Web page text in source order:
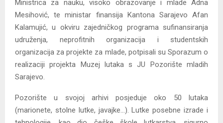
Ministrica za nauku, visoko obrazovanje i mlade Adna
Mesihović, te ministar finansija Kantona Sarajevo Afan
Kalamujić, u okviru zajedničkog programa sufinansiranja
udruženja, neprofitnih organizacija i studentskih
organizacija za projekte za mlade, potpisali su Sporazum o
realizaciji projekta Muzej lutaka s JU Pozorište mladih
Sarajevo.
Pozorište u svojoj arhivi posjeduje oko 50 lutaka
(marionete, stolne lutke, javajke…). Lutke posebne izrade i